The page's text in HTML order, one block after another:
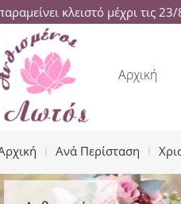
κλειστό μέχρι τις
Αρχική
Ανά Περίσταση